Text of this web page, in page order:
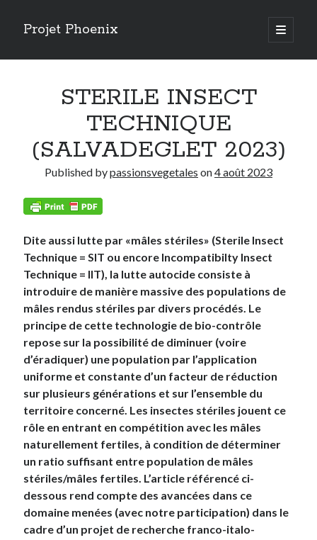
Projet Phoenix
open
primary
Sidebar
RISQUE DE CHUTES DE PALMIERS
Risques phytosanitaires et logiques d’acteurs
RENDEZ VOUS AUX JARDINS 2024
ESPECES INVASIVES (MNHN 2023)
LUTTE PAR INJECTION (ARECAP 2023)
BIOCONTROLE (SAUVONS NOS PALMIERS 2023)
ETAT DE LA LUTTE 2022
STERILE INSECT
TECHNIQUE
(SALVADEGLET 2023)
Published bypassionsvegetales on4 août 2023
Dite aussi lutte par «mâles stériles» (Sterile Insect
Technique = SIT ou encore Incompatibilty Insect
Technique = IIT), la lutte autocide consiste à
introduire de manière massive des populations de
mâles rendus stériles par divers procédés. Le
principe de cette technologie de bio-contrôle
repose sur la possibilité de diminuer (voire
d’éradiquer) une population par l’application
uniforme et constante d’un facteur de réduction
sur plusieurs générations et sur l’ensemble du
territoire concerné. Les insectes stériles jouent ce
rôle en entrant en compétition avec les mâles
naturellement fertiles, à condition de déterminer
un ratio suffisant entre population de mâles
stériles/mâles fertiles. L’article référencé ci-
dessous rend compte des avancées dans ce
domaine menées (avec notre participation) dans le
cadre d’un projet de recherche franco-italo-